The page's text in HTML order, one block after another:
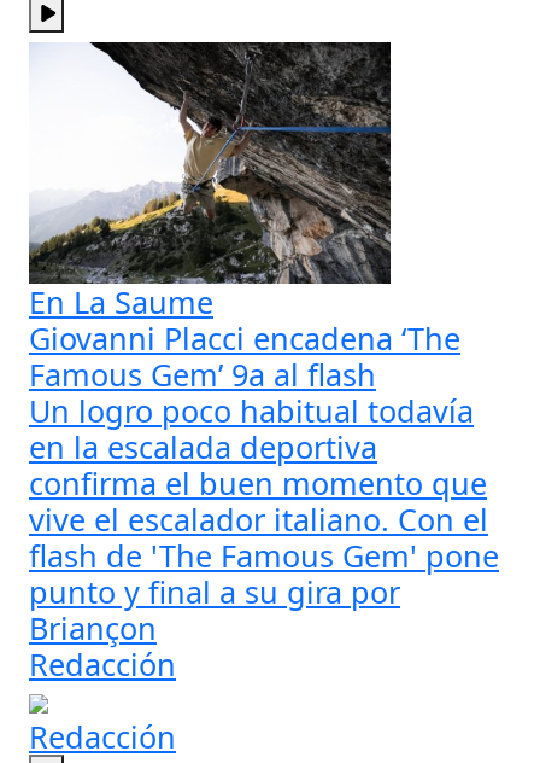
En La Saume
Giovanni Placci encadena ‘The
Famous Gem’ 9a al flash
Un logro poco habitual todavía
en la escalada deportiva
confirma el buen momento que
vive el escalador italiano. Con el
flash de 'The Famous Gem' pone
punto y final a su gira por
Briançon
Redacción
Redacción